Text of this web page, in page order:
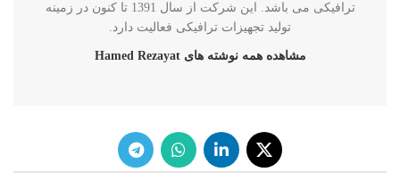
ترافیکی می باشد. این شرکت از سال 1391 تا کنون در زمینه
تولید تجهیزات ترافیکی فعالیت دارد.
مشاهده همه نوشته های Hamed Rezayat